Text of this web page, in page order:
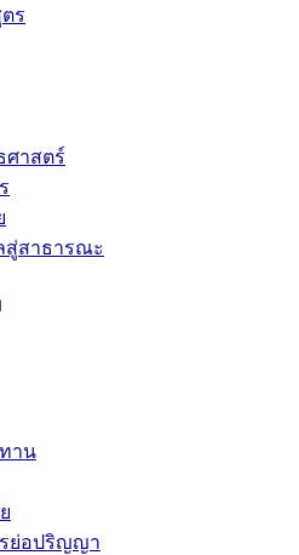
ร
ศาสตร์
สู่สาธารณะ
าน
ย่อปริญญา